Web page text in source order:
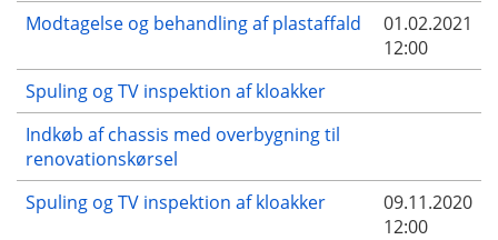
Modtagelse og behandling af plastaffald
01.02.2021
12:00
Spuling og TV inspektion af kloakker
Indkøb af chassis med overbygning til
renovationskørsel
Spuling og TV inspektion af kloakker
09.11.2020
12:00